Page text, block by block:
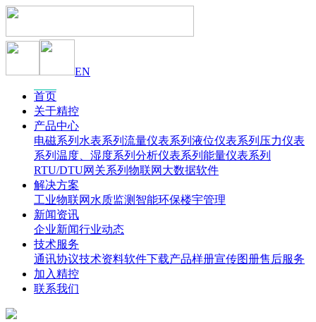
EN
首页
关于精控
产品中心
电磁系列 水表系列 流量仪表系列 液位仪表系列 压力仪表
系列 温度、湿度系列 分析仪表系列 能量仪表系列
RTU/DTU网关系列 物联网大数据软件
解决方案
工业物联网 水质监测 智能环保楼宇管理
新闻资讯
企业新闻行业动态
技术服务
通讯协议技术资料软件下载产品样册宣传图册售后服务
加入精控
联系我们